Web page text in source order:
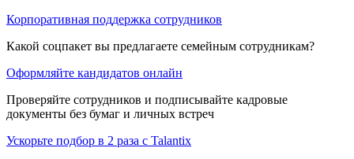
Корпоративная поддержка сотрудников
Какой соцпакет вы предлагаете семейным сотрудникам?
Оформляйте кандидатов онлайн
Проверяйте сотрудников и подписывайте кадровые
документы без бумаг и личных встреч
Ускорьте подбор в 2 раза с Talantix